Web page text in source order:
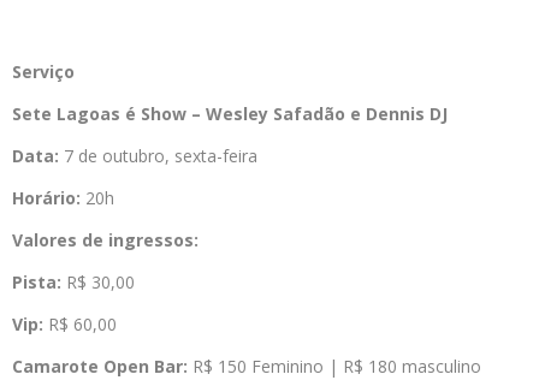
Serviço
Sete Lagoas é Show – Wesley Safadão e Dennis DJ
Data: 7 de outubro, sexta-feira
Horário: 20h
Valores de ingressos:
Pista: R$ 30,00
Vip: R$ 60,00
Camarote Open Bar: R$ 150 Feminino | R$ 180 masculino